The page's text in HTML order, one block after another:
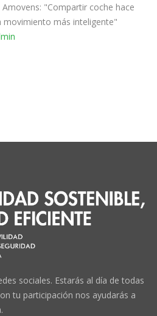
"Compartir coche hace
movimiento más inteligente"
sociales. Estarás al día de todas
tu participación nos ayudarás a